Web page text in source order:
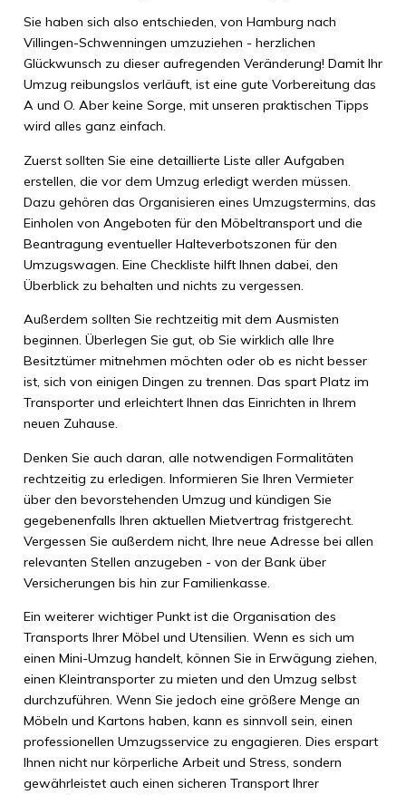
Sie haben sich also entschieden, von Hamburg nach
Villingen-Schwenningen umzuziehen - herzlichen
Glückwunsch zu dieser aufregenden Veränderung! Damit Ihr
Umzug reibungslos verläuft, ist eine gute Vorbereitung das
A und O. Aber keine Sorge, mit unseren praktischen Tipps
wird alles ganz einfach.
Zuerst sollten Sie eine detaillierte Liste aller Aufgaben
erstellen, die vor dem Umzug erledigt werden müssen.
Dazu gehören das Organisieren eines Umzugstermins, das
Einholen von Angeboten für den Möbeltransport und die
Beantragung eventueller Halteverbotszonen für den
Umzugswagen. Eine Checkliste hilft Ihnen dabei, den
Überblick zu behalten und nichts zu vergessen.
Außerdem sollten Sie rechtzeitig mit dem Ausmisten
beginnen. Überlegen Sie gut, ob Sie wirklich alle Ihre
Besitztümer mitnehmen möchten oder ob es nicht besser
ist, sich von einigen Dingen zu trennen. Das spart Platz im
Transporter und erleichtert Ihnen das Einrichten in Ihrem
neuen Zuhause.
Denken Sie auch daran, alle notwendigen Formalitäten
rechtzeitig zu erledigen. Informieren Sie Ihren Vermieter
über den bevorstehenden Umzug und kündigen Sie
gegebenenfalls Ihren aktuellen Mietvertrag fristgerecht.
Vergessen Sie außerdem nicht, Ihre neue Adresse bei allen
relevanten Stellen anzugeben - von der Bank über
Versicherungen bis hin zur Familienkasse.
Ein weiterer wichtiger Punkt ist die Organisation des
Transports Ihrer Möbel und Utensilien. Wenn es sich um
einen Mini-Umzug handelt, können Sie in Erwägung ziehen,
einen Kleintransporter zu mieten und den Umzug selbst
durchzuführen. Wenn Sie jedoch eine größere Menge an
Möbeln und Kartons haben, kann es sinnvoll sein, einen
professionellen Umzugsservice zu engagieren. Dies erspart
Ihnen nicht nur körperliche Arbeit und Stress, sondern
gewährleistet auch einen sicheren Transport Ihrer